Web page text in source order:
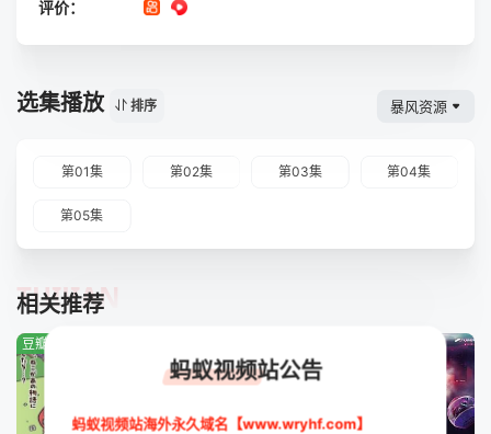
评价：
选集播放 排序 暴风资源
第01集 第02集 第03集 第04集
第05集
相关推荐
TUIJIAN
豆瓣:1.0分
蚂蚁视频站公告
蚂蚁视频站海外永久域名【www.wryhf.com】